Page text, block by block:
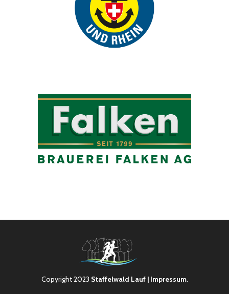
Copyright 2023 Staffelwald Lauf| Impressum.